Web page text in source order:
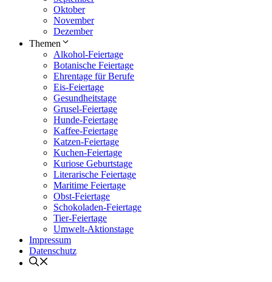
Oktober
November
Dezember
Themen
Alkohol-Feiertage
Botanische Feiertage
Ehrentage für Berufe
Eis-Feiertage
Gesundheitstage
Grusel-Feiertage
Hunde-Feiertage
Kaffee-Feiertage
Katzen-Feiertage
Kuchen-Feiertage
Kuriose Geburtstage
Literarische Feiertage
Maritime Feiertage
Obst-Feiertage
Schokoladen-Feiertage
Tier-Feiertage
Umwelt-Aktionstage
Impressum
Datenschutz